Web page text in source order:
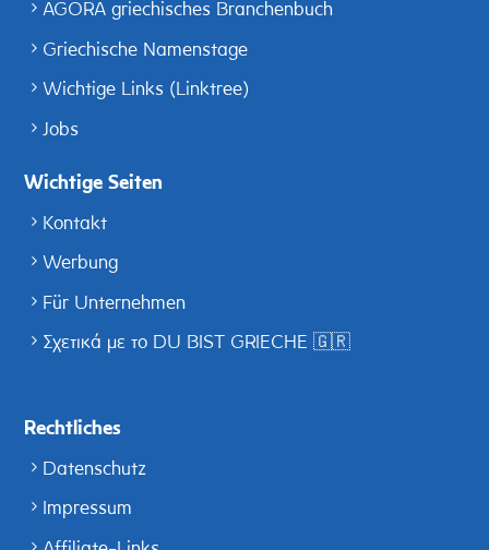
AGORA griechisches Branchenbuch
Griechische Namenstage
Wichtige Links (Linktree)
Jobs
Wichtige Seiten
Kontakt
Werbung
Für Unternehmen
Σχετικά με το DU BIST GRIECHE 🇬🇷
Rechtliches
Datenschutz
Impressum